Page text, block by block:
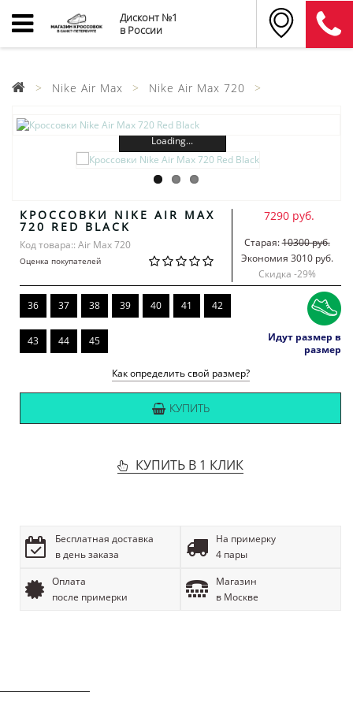
Дисконт №1
в России
Nike Air Max Nike Air Max 720
Loading...
КРОССОВКИ NIKE AIR MAX
720 RED BLACK
Код товара:: Air Max 720
Оценка покупателей
7290 руб.
Старая:10300 руб.
Экономия 3010 руб.
Скидка -29%
36 37 38 39 40 41 42
43 44 45
Идут размер в
размер
Как определить свой размер?
КУПИТЬ
КУПИТЬ В 1 КЛИК
Бесплатная доставка
в день заказа
На примерку
4 пары
Оплата
после примерки
Магазин
в Москве